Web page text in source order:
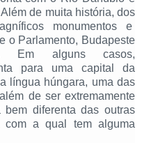
de muita história, dos
monumentos e
o Parlamento, Budapeste
Em alguns casos,
para uma capital da
língua húngara, uma das
de ser extremamente
bem diferenta das outras
a qual tem alguma